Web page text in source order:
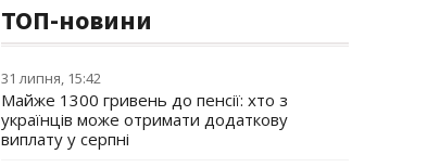
ТОП-новини
31 липня, 15:42
Майже 1300 гривень до пенсії: хто з
українців може отримати додаткову
виплату у серпні